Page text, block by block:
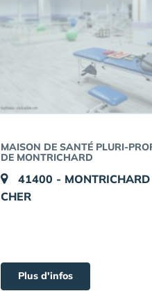
MAISON DE SANTÉ PLURI-
DE MONTRICHARD
41400 - MONTRICHARD
CHER
Plus d'infos